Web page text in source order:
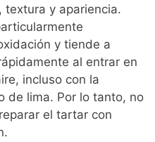
textura y apariencia.
y tiende a
al entrar en
incluso con la
de lima. Por lo tanto, no
el tartar con